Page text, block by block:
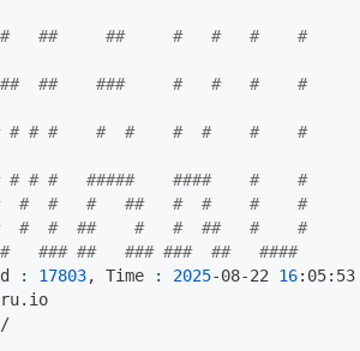
##     ##     #   #   #    #
##    ###     #   #   #    #
# # #    #  #    #  #    #    #
# #   #####    ####    #    #
#  #   #   ##   #  #    #    #
#  #  ##    #   #  ##   #    #
### ##   ### ###  ##   ####
: 17803, Time : 2025-08-22 16:05:53